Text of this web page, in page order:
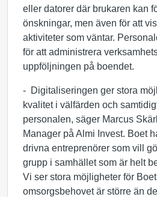
eller datorer där brukaren kan
önskningar, men även för att
aktiviteter som väntar.
för att administrera
uppföljningen på boendet.
- Digitaliseringen ger stora
kvalitet i välfärden och
personalen, säger Marcus
Manager på Almi Invest. Boet
drivna entreprenörer som vill
grupp i samhället som är helt
Vi ser stora möjligheter för
omsorgsbehovet är större än